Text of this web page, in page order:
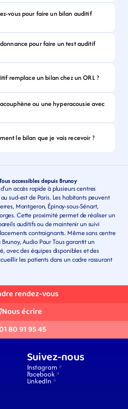
vous pour faire un bilan auditif
pour faire un test auditif
remplace un bilan chez un ORL ?
ou une hyperacousie avec
le bilan que je vais recevoir ?
accessibles depuis Brunoy
accès rapide à plusieurs centres
sud-est de Paris. Les habitants peuvent
Montgeron, Épinay-sous-Sénart,
Cette proximité permet de réaliser un
auditifs ou de maintenir un suivi
contraignants. Même sans centre
Audio Pour Tous garantit un
avec des équipes disponibles et des
les patients dans un cadre rassurant
rendez-vous
Nous écrire
80 91 95 45
Suivez-nous
Instagram
Facebook
LinkedIn